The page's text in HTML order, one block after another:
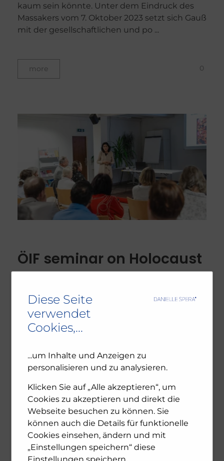
kaum sein könnte. Unter dem Eindruck des
Massakers vom 7. Oktober 2023 setzt sich Gauß
mit der gesellschaftlichen und po ...
more 0
ÖIF seminar on Holocaust
January 27
3. February 2025
BUSINESS
dem Holocaust und deren langfristigen
Auswirkungen ist essenziell für das
Verständnis der österreichischen Geschichte
und die gesellschaftliche Aufklärung. Vor
diesem Hintergrund leitete ich am 23. Jänner
20 ...
more
Diese Seite
verwendet
Cookies,...
...um Inhalte und Anzeigen zu
personalisieren und zu analysieren.
Klicken Sie auf „Alle akzeptieren“, um
Cookies zu akzeptieren und direkt die
Webseite besuchen zu können. Sie
können auch die Details für funktionelle
Cookies einsehen, ändern und mit
„Einstellungen speichern“ diese